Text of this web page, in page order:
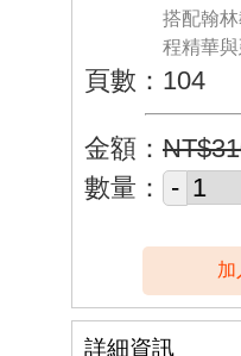
搭配翰
程精華
頁數：104
金額：
數量：
詳細資訊